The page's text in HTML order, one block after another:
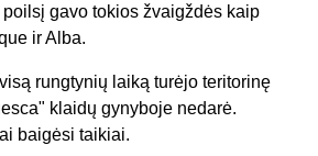
gavo tokios žvaigždės kaip
ir Alba.
rungtynių laiką turėjo teritorinę
klaidų gynyboje nedarė.
baigėsi taikiai.